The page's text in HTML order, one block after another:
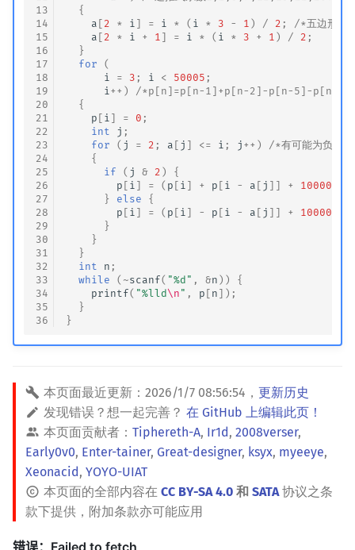
13
14
15
16
17
18
19
20
21
22
23
24
25
26
27
28
29
30
31
32
33
34
35
36
{
a [ 2 * i ] = i * ( i * 3 - 1 ) / 2 ;
/*五边形
a [ 2 * i + 1 ] = i * ( i * 3 + 1 ) / 2 ;
}
for
(
i
= 3 ; i < 50005 ;
i ++ )
/*p[n]=p[n-1]+p[n-2]-p[n-5]-p[n-
{
p [ i ] = 0 ;
int
j ;
for
( j = 2 ; a [ j ] <= i ; j ++ )
/*有可能为负数,
{
if
( j & 2 )
{
p [ i ] = ( p [ i ] + p [ i - a [ j ]] + 1000007
}
else
{
p [ i ] = ( p [ i ] - p [ i - a [ j ]] + 1000007
}
}
}
int
n ;
while
( ~scanf( "%d" , &n ))
{
printf( "%lld\n " , p [ n ]);
}
}
本页面最近更新： 2026/1/7 08:56:54 ， 更新历史
发现错误？想一起完善？ 在 GitHub 上编辑此页！
本页面贡献者： Tiphereth-A, Ir1d, 2008verser,
Early0v0, Enter-tainer, Great-designer, ksyx, myeeye,
Xeonacid, YOYO-UIAT
本页面的全部内容在 CC BY-SA 4.0 和 SATA协议之条
款下提供，附加条款亦可能应用